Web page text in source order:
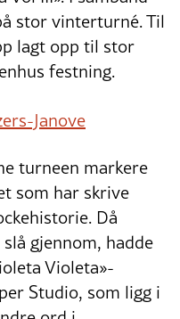
stor vinterturné. Til
lagt opp til stor
festning.
Janove
turneen markere
som har skrive
Då
gjennom, hadde
Violeta»-
Studio, som ligg i